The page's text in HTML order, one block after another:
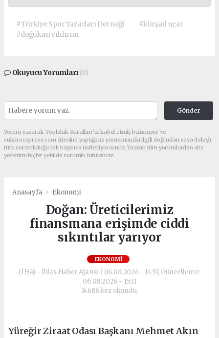
#Türkiye Spor Yazarları Derneği
#kürşad uçar
#doğukan yıldırım
Okuyucu Yorumları(0)
Gönder
Yorum yazarak Topluluk Kuralları’nı kabul etmiş bulunuyor ve
cukurovapress.com sitesine yaptığınız yorumunuzla ilgili doğrudan veya dolaylı
tüm sorumluluğu tek başınıza üstleniyorsunuz. Yazılan tüm yorumlardan site
yönetimi hiçbir şekilde sorumlu tutulamaz.
Anasayfa Ekonomi
Doğan: Üreticilerimiz
finansmana erişimde ciddi
sıkıntılar yarıyor
EKONOMI
(İHA) - İhlas Haber Ajansı | 06.08.2026 - 14:37, Güncelleme:
06.08.2026 - 15:31
14686 kez okundu.
Yüreğir Ziraat Odası Başkanı Mehmet Akın